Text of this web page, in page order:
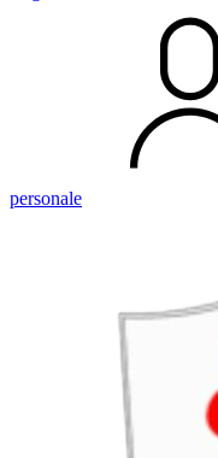
personale